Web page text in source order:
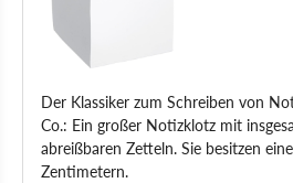
Der Klassiker zum Schreiben von
Co.: Ein großer Notizklotz mit
abreißbaren Zetteln. Sie besitzen
Zentimetern.